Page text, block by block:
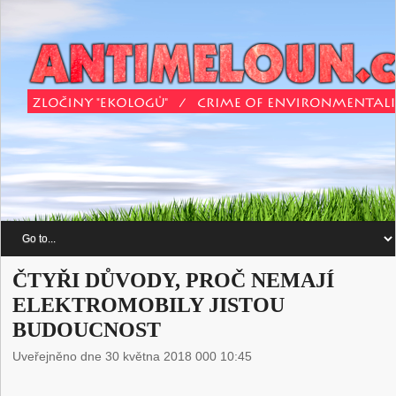
ČTYŘI DŮVODY, PROČ NEMAJÍ
ELEKTROMOBILY JISTOU
BUDOUCNOST
Uveřejněno dne 30 května 2018 000 10:45